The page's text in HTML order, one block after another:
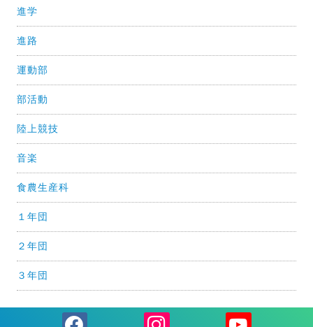
進学
進路
運動部
部活動
陸上競技
音楽
食農生産科
１年団
２年団
３年団